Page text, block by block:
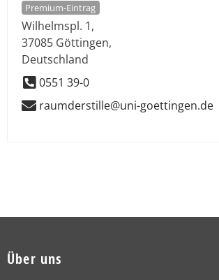
Premium-Eintrag
Wilhelmspl. 1,
37085 Göttingen,
Deutschland
0551 39-0
raumderstille@uni-goettingen.de
Über uns